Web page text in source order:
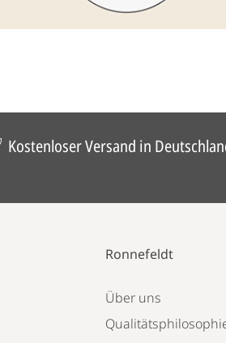
Kostenloser Versand in
Ronnefeldt
Über uns